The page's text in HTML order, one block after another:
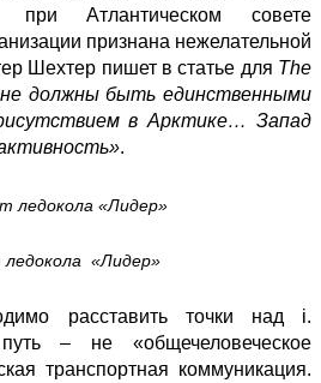
при Атлантическом совете
признана нежелательной
Шехтер пишетв статье для The
должны быть единственными
в Арктике… Запад
.
«Лидер»
расставить точки над i.
– не «общечеловеческое
транспортная коммуникация.